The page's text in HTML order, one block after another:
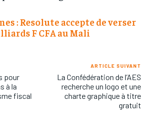
: Resolute accepte de verser
F CFA au Mali
pour
à la
fiscal
ARTICLE SUIVANT
La Confédération de l’AES
recherche un logo et une
charte graphique à titre
gratuit